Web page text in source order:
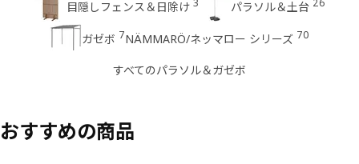
目隠しフェンス＆日除け 3 パラソル＆土台 26
ガゼボ 7NÄMMARÖ/ネッマロー シリーズ 70
すべてのパラソル＆ガゼボ
おすすめの商品